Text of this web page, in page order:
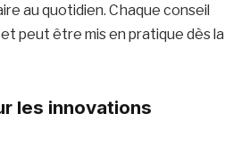
au quotidien. Chaque conseil
peut être mis en pratique dès la
les innovations